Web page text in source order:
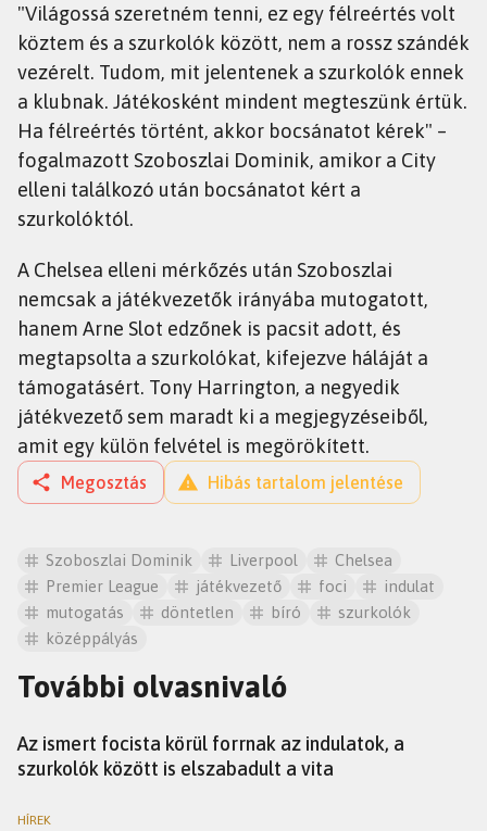
"Világossá szeretném tenni, ez egy félreértés volt
köztem és a szurkolók között, nem a rossz szándék
vezérelt. Tudom, mit jelentenek a szurkolók ennek
a klubnak. Játékosként mindent megteszünk értük.
Ha félreértés történt, akkor bocsánatot kérek" –
fogalmazott Szoboszlai Dominik, amikor a City
elleni találkozó után bocsánatot kért a
szurkolóktól.
A Chelsea elleni mérkőzés után Szoboszlai
nemcsak a játékvezetők irányába mutogatott,
hanem Arne Slot edzőnek is pacsit adott, és
megtapsolta a szurkolókat, kifejezve háláját a
támogatásért. Tony Harrington, a negyedik
játékvezető sem maradt ki a megjegyzéseiből,
amit egy külön felvétel is megörökített.
Megosztás Hibás tartalom jelentése
Szoboszlai Dominik Liverpool
Chelsea
Premier League
játékvezető foci
indulat
mutogatás
döntetlen bíró
szurkolók
középpályás
További olvasnivaló
Az ismert focista körül forrnak az indulatok, a
szurkolók között is elszabadult a vita
HÍREK